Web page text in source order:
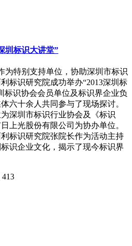
圳标识大讲堂”
为特别支持单位，协助深圳市标识
标识研究院成功举办“2013深圳标
标识协会会员单位及标识界企业负
六十余人共同参与了现场探讨。
深圳市标识行业协会及《标识
上光股份有限公司为协办单位。
标识研究院张院长作为活动主持
识企业文化，揭示了现今标识界
413